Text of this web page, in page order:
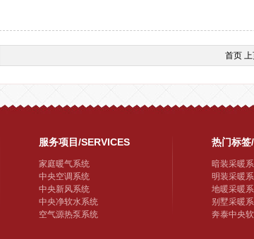
首页
服务项目/SERVICES
家庭暖气系统
中央空调系统
中央新风系统
中央净软水系统
空气源热泵系统
热门标
暗装采暖
明装采暖
地暖采暖
别墅采暖
奔泰中央